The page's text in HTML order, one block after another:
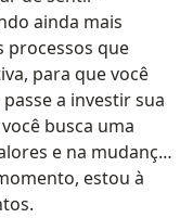
ainda mais
processos que
para que você
a investir sua
busca uma
e na mudança
estou à